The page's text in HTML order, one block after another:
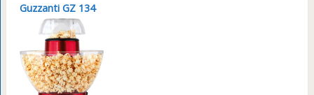
Guzzanti GZ 134